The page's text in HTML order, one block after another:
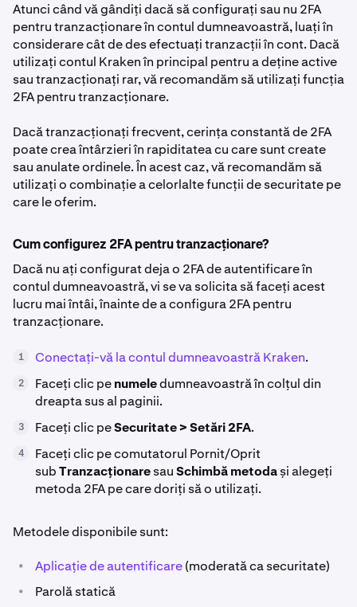
Atunci când vă gândiți dacă să configurați sau nu 2FA
pentru tranzacționare în contul dumneavoastră, luați în
considerare cât de des efectuați tranzacții în cont. Dacă
utilizați contul Kraken în principal pentru a deține active
sau tranzacționați rar, vă recomandăm să utilizați funcția
2FA pentru tranzacționare.
Dacă tranzacționați frecvent, cerința constantă de 2FA
poate crea întârzieri în rapiditatea cu care sunt create
sau anulate ordinele. În acest caz, vă recomandăm să
utilizați o combinație a celorlalte funcții de securitate pe
care le oferim.
Cum configurez 2FA pentru tranzacționare?
Dacă nu ați configurat deja o 2FA de autentificare în
contul dumneavoastră, vi se va solicita să faceți acest
lucru mai întâi, înainte de a configura 2FA pentru
tranzacționare.
1 Conectați-vă la contul dumneavoastră Kraken.
2 Faceți clic penumeledumneavoastră în colțul din
dreapta sus al paginii.
3 Faceți clic peSecuritate > Setări 2FA.
4
Faceți clic pe comutatorul Pornit/Oprit
subTranzacționaresauSchimbă metodași alegeți
metoda 2FA pe care doriți să o utilizați.
Metodele disponibile sunt:
• Aplicație de autentificare(moderată ca securitate)
• Parolă statică